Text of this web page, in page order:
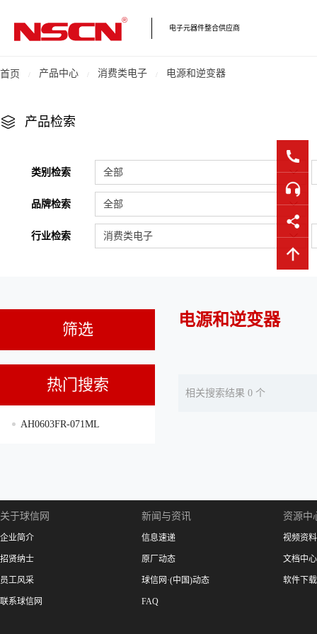
电子元器件整合供应商
首页 产品中心 消费类电子 电源和逆变器
产品检索
类别检索 全部
品牌检索 全部
行业检索 消费类电子
筛选
热门搜索
AH0603FR-071ML
电源和逆变器
相关搜索结果 0 个
关于球信网
企业简介
招贤纳士
员工风采
联系球信网
新闻与资讯
信息速递
原厂动态
球信网·(中国)动态
FAQ
资源中
视频资料
文档中心
软件下载